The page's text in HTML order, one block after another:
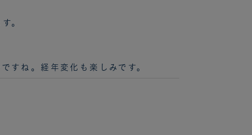
。
すね。経年変化も楽しみです。